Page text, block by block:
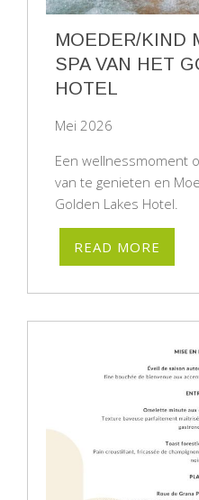
MOEDER/KIND
SPA VAN HET
HOTEL
Mei 2026
Een wellnessmoment
van te genieten en
Golden Lakes Hotel.
READ MORE